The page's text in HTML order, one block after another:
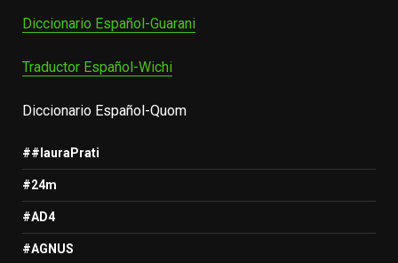
Diccionario Español-Guarani
Traductor Español-Wichi
Diccionario Español-Quom
##lauraPrati
#24m
#AD4
#AGNUS